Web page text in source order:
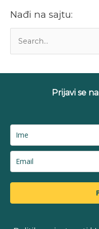
Nađi na sajtu:
e
a
Prijavi se